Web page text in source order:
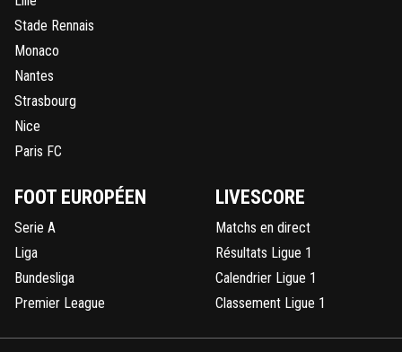
Stade Rennais
Monaco
Nantes
Strasbourg
Nice
Paris FC
FOOT EUROPÉEN
Serie A
Liga
Bundesliga
Premier League
LIVESCORE
Matchs en direct
Résultats Ligue 1
Calendrier Ligue 1
Classement Ligue 1